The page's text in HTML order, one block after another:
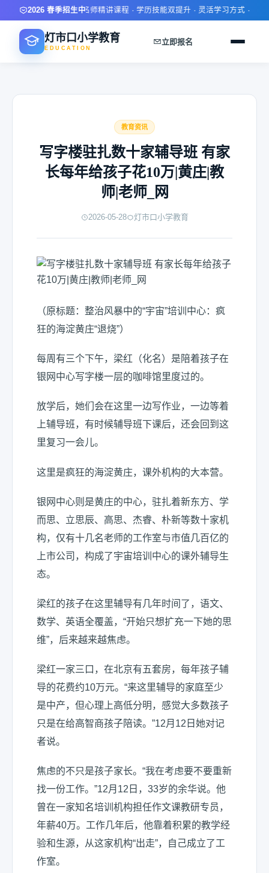
2026 春季招生中
限时报名优惠 · 名师精讲课程 · 学历技能双提升 · 灵活学习方式 · 就业推
灯市口小学教育
EDUCATION
立即报名
教育资讯
写字楼驻扎数十家辅导班 有家
长每年给孩子花10万|黄庄|教
师|老师_网
2026-05-28 灯市口小学教育
（原标题：整治风暴中的“宇宙”培训中心：疯
狂的海淀黄庄“退烧”）
每周有三个下午，梁红（化名）是陪着孩子在
银网中心写字楼一层的咖啡馆里度过的。
放学后，她们会在这里一边写作业，一边等着
上辅导班，有时候辅导班下课后，还会回到这
里复习一会儿。
这里是疯狂的海淀黄庄，课外机构的大本营。
银网中心则是黄庄的中心，驻扎着新东方、学
而思、立思辰、高思、杰睿、朴新等数十家机
构，仅有十几名老师的工作室与市值几百亿的
上市公司，构成了宇宙培训中心的课外辅导生
态。
梁红的孩子在这里辅导有几年时间了，语文、
数学、英语全覆盖，“开始只想扩充一下她的思
维”，后来越来越焦虑。
梁红一家三口，在北京有五套房，每年孩子辅
导的花费约10万元。“来这里辅导的家庭至少
是中产，但心理上高低分明，感觉大多数孩子
只是在给高智商孩子陪读。”12月12日她对记
者说。
焦虑的不只是孩子家长。“我在考虑要不要重新
找一份工作。”12月12日，33岁的余华说。他
曾在一家知名培训机构担任作文课教研专员，
年薪40万。工作几年后，他靠着积累的教学经
验和生源，从这家机构“出走”，自己成立了工
作室。